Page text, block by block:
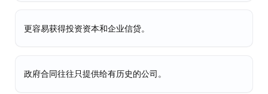
更容易获得投资资本和企业信贷。
政府合同往往只提供给有历史的公司。